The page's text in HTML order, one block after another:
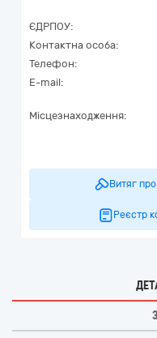
ЄДРПОУ:
Контактна особа:
Телефон:
E-mail:
Місцезнаходження:
Витяг про
Реєстр